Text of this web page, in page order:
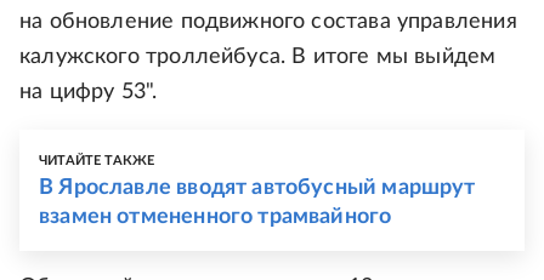
на обновление подвижного состава управления
калужского троллейбуса. В итоге мы выйдем
на цифру 53".
ЧИТАЙТЕ ТАКЖЕ
В Ярославле вводят автобусный маршрут
взамен отмененного трамвайного